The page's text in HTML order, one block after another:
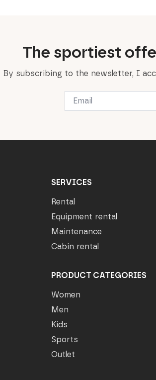
The sportiest
By subscribing to the newsletter, I
Email
SERVICES
Rental
Equipment rental
Maintenance
Cabin rental
PRODUCT CATEGORIES
Women
Men
Kids
Sports
Outlet